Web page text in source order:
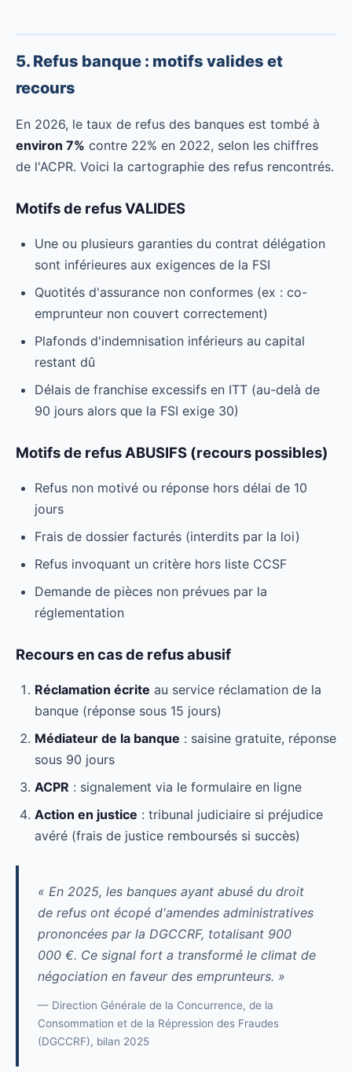
5. Refus banque : motifs valides et
recours
En 2026, le taux de refus des banques est tombé à
environ 7% contre 22% en 2022, selon les chiffres
de l'ACPR. Voici la cartographie des refus rencontrés.
Motifs de refus VALIDES
Une ou plusieurs garanties du contrat délégation
sont inférieures aux exigences de la FSI
Quotités d'assurance non conformes (ex : co-
emprunteur non couvert correctement)
Plafonds d'indemnisation inférieurs au capital
restant dû
Délais de franchise excessifs en ITT (au-delà de
90 jours alors que la FSI exige 30)
Motifs de refus ABUSIFS (recours possibles)
Refus non motivé ou réponse hors délai de 10
jours
Frais de dossier facturés (interdits par la loi)
Refus invoquant un critère hors liste CCSF
Demande de pièces non prévues par la
réglementation
Recours en cas de refus abusif
Réclamation écrite au service réclamation de la
banque (réponse sous 15 jours)
Médiateur de la banque : saisine gratuite, réponse
sous 90 jours
ACPR : signalement via le formulaire en ligne
Action en justice : tribunal judiciaire si préjudice
avéré (frais de justice remboursés si succès)
« En 2025, les banques ayant abusé du droit
de refus ont écopé d'amendes administratives
prononcées par la DGCCRF, totalisant 900
000 €. Ce signal fort a transformé le climat de
négociation en faveur des emprunteurs. »
— Direction Générale de la Concurrence, de la
Consommation et de la Répression des Fraudes
(DGCCRF), bilan 2025